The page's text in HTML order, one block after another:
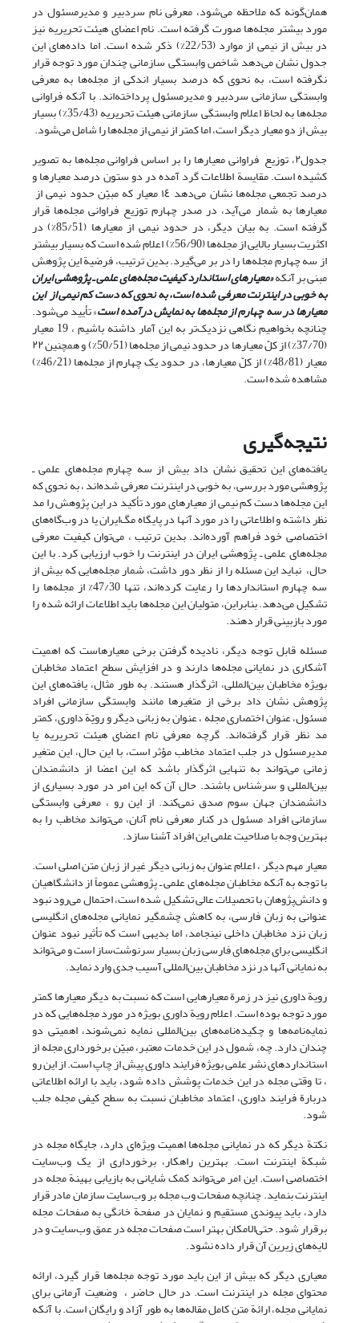
همان‌گونه که ملاحظه می‌شود، معرفی نام سردبیر و مدیرمسئول در
مورد بیشتر مجله‌ها صورت گرفته است. نام اعضای هیئت تحریریه نیز
در بیش از نیمی از موارد (22/53%) ذکر شده است. اما داده‌های این
جدول نشان می‌دهد شاخص وابستگی سازمانی چندان مورد توجه قرار
نگرفته است، به نحوی که درصد بسیار اندکی از مجله‌ها به معرفی
وابستگی سازمانی سردبیر و مدیرمسئول پرداخته‌اند. با آنکه فراوانی
مجله‌ها به لحاظ اعلام وابستگی سازمانی هیئت تحریریه (35/43%) بسیار
بیش از دو معیار دیگر است، اما کمتر از نیمی از مجله‌ها را شامل می‌شود.
جدول٢، توزیع فراوانی معیارها را بر اساس فراوانی مجله‌ها به تصویر
کشیده است. مقایسة اطلاعات گرد آمده در دو ستون درصد معیارها و
درصد تجمعی مجله‌ها نشان می‌دهد ١٤ معیار که مبیّن حدود نیمی از
معیارها به شمار می‌آید، در صدر چهارم توزیع فراوانی مجله‌ها قرار
گرفته است. به بیان دیگر، در حدود نیمی از معیارها (85/51%) در
اکثریت بسیار بالایی از مجله‌ها (56/90%) اعلام شده است که بسیار بیشتر
از سه چهارم مجله‌ها را در بر می‌گیرد. بدین ترتیب، فرضیة این پژوهش
مبنی بر آنکه«معیارهای استاندارد کیفیت مجله‌های علمی ـ پژوهشی ایران
به خوبی در اینترنت معرفی شده است، به نحوی که دست کم نیمی از این
معیارها در سه چهارم از مجله‌ها به نمایش درآمده است» تأیید می‌شود.
چنانچه بخواهیم نگاهی نزدیک‌تر به این آمار داشته‌ باشیم ، 19 معیار
(37/70%) از کلّ معیارها در حدود نیمی از مجله‌ها (50/51%) و همچنین ٢٢
معیار (48/81%) از کلّ معیارها، در حدود یک چهارم از مجله‌ها (46/21%)
مشاهده شده است.
نتیجه‌گیری
یافته‌های این تحقیق نشان داد بیش از سه چهارم مجله‌های علمی ـ
پژوهشی مورد بررسی، به خوبی در اینترنت معرفی شده‌اند ،‌ به نحوی که
این مجله‌ها دست کم نیمی از معیارهای مورد تأکید در این پژوهش را مد
نظر داشته و اطلاعاتی را در مورد آنها در پایگاه مگ‌ایران یا در وب‌گاه‌های
اختصاصی خود فراهم آورده‌اند. بدین ترتیب ، می‌توان کیفیت معرفی
مجله‌های علمی ـ پژوهشی ایران در اینترنت را خوب ارزیابی کرد. با این
حال، نباید این مسئله را از نظر دور داشت، شمار مجله‌هایی که بیش از
سه چهارم استانداردها را رعایت کرده‌اند، تنها 47/30% از مجله‌ها را
تشکیل می‌دهد. بنابراین، متولیان این مجله‌ها باید اطلاعات ارائه شده را
مورد بازبینی قرار دهند.
مسئله قابل توجه دیگر، نادیده گرفتن برخی معیارهاست که اهمیت
آشکاری در نمایانی مجله‌ها دارند و در افزایش سطح اعتماد مخاطبان
بویژه مخاطبان بین‌المللی، اثرگذار هستند. به طور مثال، یافته‌های این
پژوهش نشان داد برخی از متغیرها مانند وابستگی سازمانی افراد
مسئول، ‌عنوان اختصاری مجله ، عنوان به زبانی دیگر و رویّة داوری، کمتر
مد نظر قرار گرفته‌اند. گرچه معرفی نام اعضای هیئت تحریریه یا
مدیرمسئول در جلب اعتماد مخاطب مؤثر است، با این حال، این متغیر
زمانی می‌تواند به تنهایی اثرگذار باشد که این اعضا از دانشمندان
بین‌المللی و سرشناس باشند. حال آن که این امر در مورد بسیاری از
دانشمندان جهان سوم صدق نمی‌کند. از این رو ، معرفی وابستگی
سازمانی افراد مسئول در کنار معرفی نام آنان، می‌تواند مخاطب را به
بهترین وجه با صلاحیت علمی این افراد آشنا سازد.
معیار مهم دیگر ،‌ اعلام عنوان به زبانی دیگر غیر از زبان متن اصلی است.
با توجه به آنکه مخاطبان مجله‌های علمی ـ پژوهشی عموماً از دانشگاهیان
و دانش‌پژوهان با تحصیلات عالی تشکیل شده‌ است، احتمال می‌رود نبود
عنوانی به زبان فارسی، به کاهش چشمگیر نمایانی مجله‌های انگلیسی‌
زبان نزد مخاطبان داخلی نینجامد، اما بدیهی است که تأثیر نبود عنوان
انگلیسی برای مجله‌های فارسی زبان بسیار سرنوشت‌ساز است و می‌تواند
به نمایانی آنها در نزد مخاطبان بین‌المللی آسیب جدی وارد نماید.
رویة داوری نیز در زمرة معیارهایی است که نسبت به دیگر معیارها کمتر
مورد توجه بوده است. اعلام رویة داوری بویژه در مورد مجله‌هایی که در
نمایه‌نامه‌ها و چکیده‌نامه‌های بین‌المللی نمایه نمی‌شوند، اهمیتی دو
چندان دارد. چه، شمول در این خدمات معتبر، مبیّن برخورداری مجله از
استانداردهای نشر علمی بویژه فرایند داوری پیش از چاپ است. از این رو
، تا وقتی مجله در این خدمات پوشش داده شود، باید با ارائه اطلاعاتی
دربارة فرایند داوری، اعتماد مخاطبان نسبت به سطح کیفی مجله جلب
شود.
نکتة دیگر که در نمایانی مجله‌ها اهمیت ویژه‌ای دارد، جایگاه مجله در
شبکة اینترنت است. بهترین راهکار، برخورداری از یک وب‌سایت
اختصاصی است. این امر می‌تواند کمک شایانی به بازیابی بهینة مجله در
اینترنت بنماید. چنانچه صفحات وب مجله بر وب‌سایت سازمان مادر قرار
دارد،‌ باید پیوندی مستقیم و نمایان در صفحة خانگی به صفحات مجله
برقرار شود. حتی‌الامکان بهتر است صفحات مجله در عمق وب‌سایت و در
لایه‌های زیرین آن قرار داده نشود.
معیاری دیگر که بیش از این باید مورد توجه مجله‌ها قرار گیرد، ارائه
محتوای مجله در اینترنت است. در حال حاضر ، ‌ وضعیت آرمانی برای
نمایانی مجله، ارائة متن کامل مقاله‌ها به طور آزاد و رایگان است. با آنکه